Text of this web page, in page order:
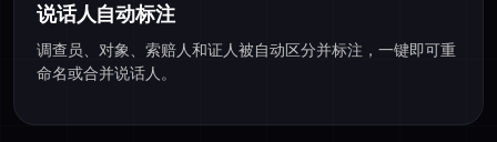
说话人自动标注
调查员、对象、索赔人和证人被自动区分并标注，一键即可重
命名或合并说话人。